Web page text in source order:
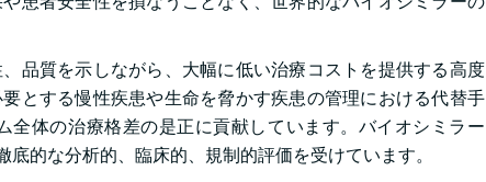
品質を示しながら、大幅に低い治療コストを提供する高度
とする慢性疾患や生命を脅かす疾患の管理における代替手
体の治療格差の是正に貢献しています。バイオシミラー
的な分析的、臨床的、規制的評価を受けています。